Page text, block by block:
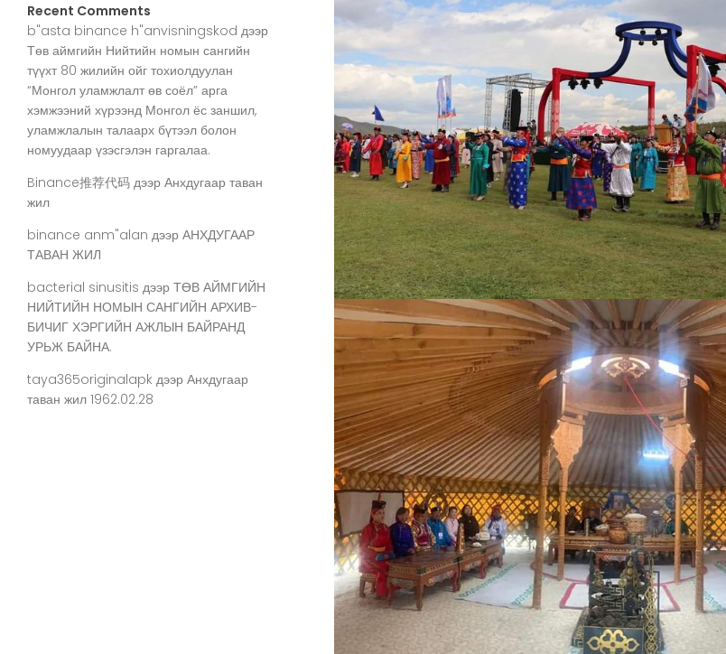
Recent Comments
b"asta binance h"anvisningskod дээр
Төв аймгийн Нийтийн номын сангийн
түүхт 80 жилийн ойг тохиолдуулан
“Монгол уламжлалт өв соёл” арга
хэмжээний хүрээнд Монгол ёс заншил,
уламжлалын талаарх бүтээл болон
номуудаар үзэсгэлэн гаргалаа.
Binance推荐代码 дээр Анхдугаар таван
жил
binance anm"alan дээр АНХДУГААР
ТАВАН ЖИЛ
bacterial sinusitis дээр ТӨВ АЙМГИЙН
НИЙТИЙН НОМЫН САНГИЙН АРХИВ-
БИЧИГ ХЭРГИЙН АЖЛЫН БАЙРАНД
УРЬЖ БАЙНА.
taya365originalapk дээр Анхдугаар
таван жил 1962.02.28